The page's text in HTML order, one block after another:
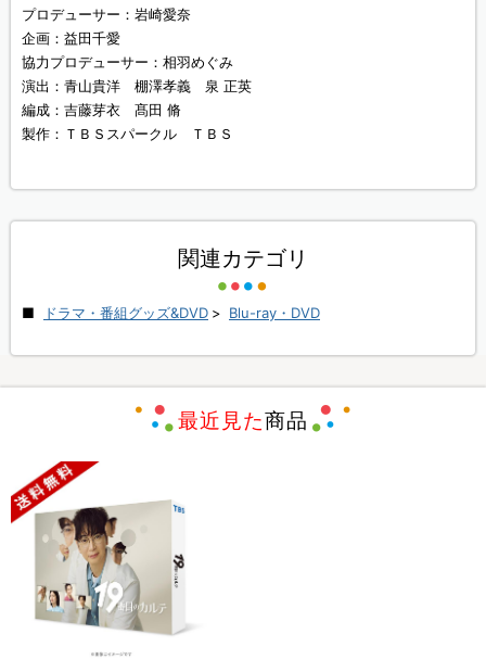
プロデューサー：岩崎愛奈
企画：益田千愛
協力プロデューサー：相羽めぐみ
演出：青山貴洋 棚澤孝義 泉 正英
編成：吉藤芽衣 髙田 脩
製作：ＴＢＳスパークル ＴＢＳ
関連カテゴリ
ドラマ・番組グッズ&DVD > Blu-ray・DVD
最近見た商品